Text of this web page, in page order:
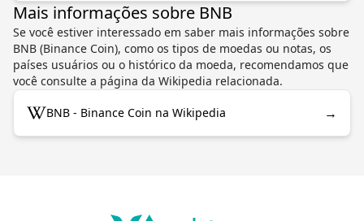
Mais informações sobre BNB
Se você estiver interessado em saber mais informações sobre
BNB (Binance Coin), como os tipos de moedas ou notas, os
países usuários ou o histórico da moeda, recomendamos que
você consulte a página da Wikipedia relacionada.
BNB - Binance Coin na Wikipedia →